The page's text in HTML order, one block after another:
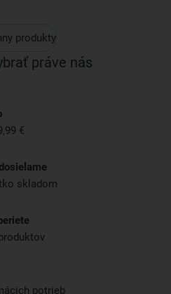
produkty
práve nás
€
skladom
potrieb